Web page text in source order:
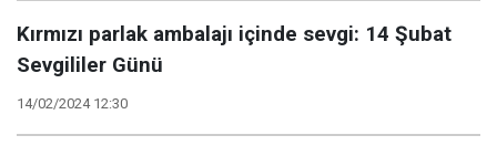
Kırmızı parlak ambalajı içinde sevgi: 14 Şubat
Sevgililer Günü
14/02/2024 12:30